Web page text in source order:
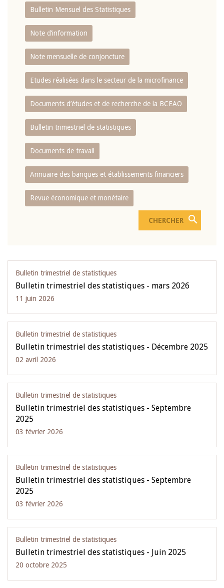
Bulletin Mensuel des Statistiques
Note d’information
Note mensuelle de conjoncture
Etudes réalisées dans le secteur de la microfinance
Documents d’études et de recherche de la BCEAO
Bulletin trimestriel de statistiques
Documents de travail
Annuaire des banques et établissements financiers
Revue économique et monétaire
Bulletin trimestriel de statistiques
Bulletin trimestriel des statistiques - mars 2026
11 juin 2026
Bulletin trimestriel de statistiques
Bulletin trimestriel des statistiques - Décembre 2025
02 avril 2026
Bulletin trimestriel de statistiques
Bulletin trimestriel des statistiques - Septembre
2025
03 février 2026
Bulletin trimestriel de statistiques
Bulletin trimestriel des statistiques - Septembre
2025
03 février 2026
Bulletin trimestriel de statistiques
Bulletin trimestriel des statistiques - Juin 2025
20 octobre 2025